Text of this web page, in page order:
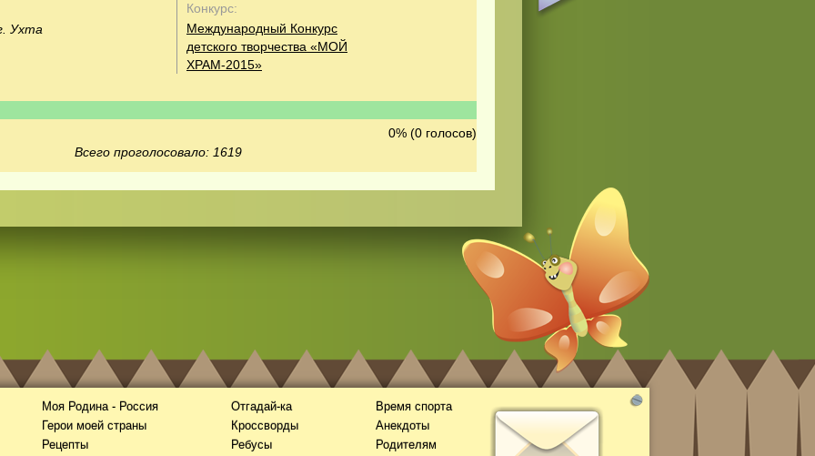
Ухта
Конкурс:
Международный Конкурс
детского творчества «МОЙ
ХРАМ-2015»
0% (0 голосов)
Всего проголосовало: 1619
Моя Родина - Россия
Герои моей страны
Рецепты
Отгадай-ка
Кроссворды
Ребусы
Время спорта
Анекдоты
Родителям